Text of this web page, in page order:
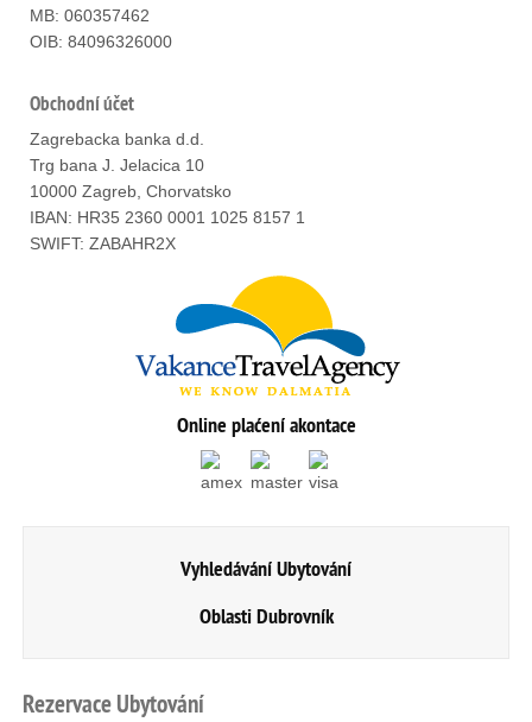
MB: 060357462
OIB: 84096326000
Obchodní účet
Zagrebacka banka d.d.
Trg bana J. Jelacica 10
10000 Zagreb, Chorvatsko
IBAN: HR35 2360 0001 1025 8157 1
SWIFT: ZABAHR2X
Online plaćení akontace
Vyhledávání Ubytování
Oblasti Dubrovník
RezervaceUbytování